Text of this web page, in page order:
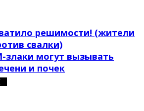
решимости! (жители
свалки)
злаки могут вызывать
и почек